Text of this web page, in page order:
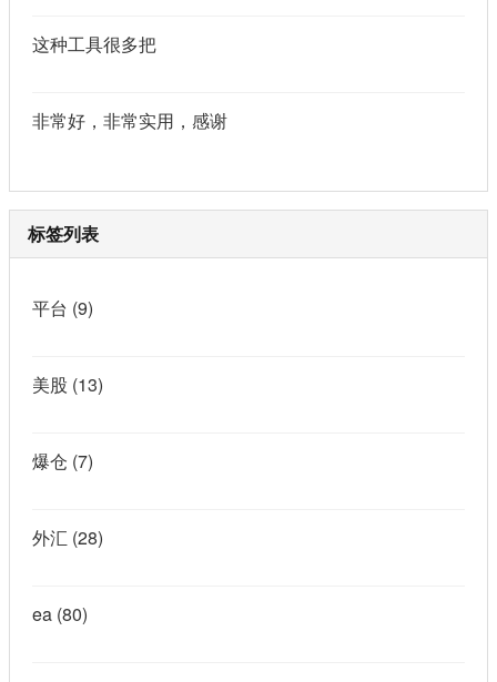
这种工具很多把
非常好，非常实用，感谢
标签列表
平台 (9)
美股 (13)
爆仓 (7)
外汇 (28)
ea (80)